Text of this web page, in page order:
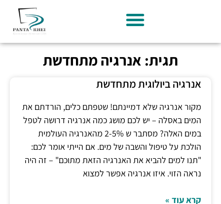
תגית: אנרגיה מתחדשת
אנרגיה ביולוגית מתחדשת
מקור אנרגיה שלא דמיינתם! שטפתם כלים, הורדתם את
המים באסלה – יש לכם מושג כמה אנרגיה דרושה לטפל
במים האלה? מסתבר ש 2-5% מהאנרגיה העולמית
הולכת על טיפול והשבה של מים. אם הייתי אומר לכם:
"תנו למים להביא את האנרגיה הזאת מתוכם" – זה היה
נראה הזוי. איזו אנרגיה אפשר למצוא
קרא עוד »